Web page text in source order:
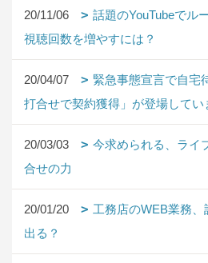
20/11/06
話題のYouTubeでル
視聴回数を増やすには？
20/04/07
緊急事態宣言で自宅
打合せで契約獲得」が登場してい
20/03/03
今求められる、ライ
合せの力
20/01/20
工務店のWEB業務
出る？